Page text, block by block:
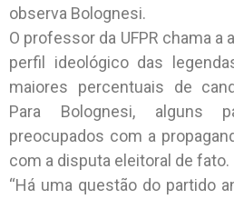
observa Bolognesi.
O professor da UFPR chama a
perfil ideológico das
maiores percentuais de
Para Bolognesi, alguns
preocupados com a
com a disputa eleitoral de fato.
“Há uma questão do partido